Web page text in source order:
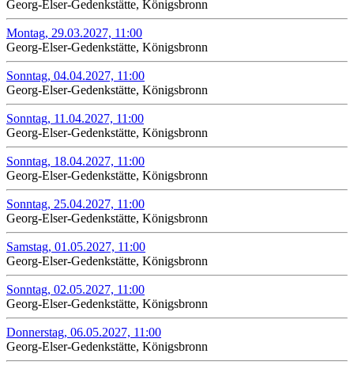
Georg-Elser-Gedenkstätte, Königsbronn
Montag, 29.03.2027, 11:00
Georg-Elser-Gedenkstätte, Königsbronn
Sonntag, 04.04.2027, 11:00
Georg-Elser-Gedenkstätte, Königsbronn
Sonntag, 11.04.2027, 11:00
Georg-Elser-Gedenkstätte, Königsbronn
Sonntag, 18.04.2027, 11:00
Georg-Elser-Gedenkstätte, Königsbronn
Sonntag, 25.04.2027, 11:00
Georg-Elser-Gedenkstätte, Königsbronn
Samstag, 01.05.2027, 11:00
Georg-Elser-Gedenkstätte, Königsbronn
Sonntag, 02.05.2027, 11:00
Georg-Elser-Gedenkstätte, Königsbronn
Donnerstag, 06.05.2027, 11:00
Georg-Elser-Gedenkstätte, Königsbronn